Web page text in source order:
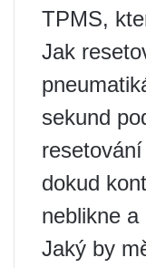
TPMS,
Jak
sekund
dokud
neblikne a
Jaký by